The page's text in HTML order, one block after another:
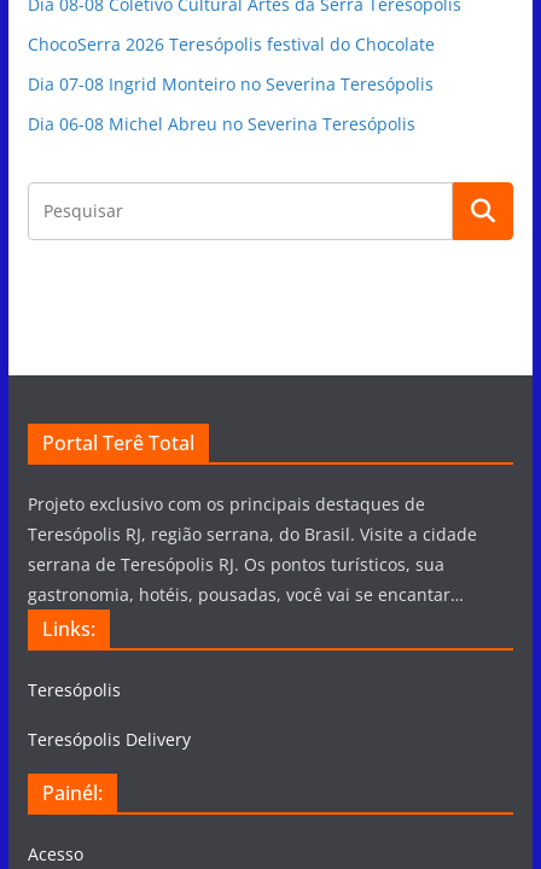
ChocoSerra 2026 Teresópolis festival do Chocolate
Dia 07-08 Ingrid Monteiro no Severina Teresópolis
Dia 06-08 Michel Abreu no Severina Teresópolis
Portal Terê Total
Projeto exclusivo com os principais destaques de
Teresópolis RJ, região serrana, do Brasil. Visite a cidade
serrana de Teresópolis RJ. Os pontos turísticos, sua
gastronomia, hotéis, pousadas, você vai se encantar…
Links:
Teresópolis
Teresópolis Delivery
Painél:
Acesso